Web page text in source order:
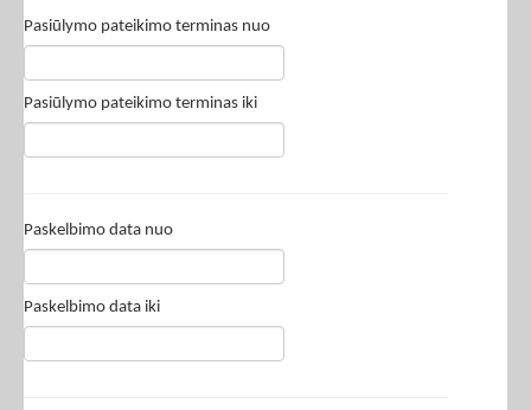
Pasiūlymo pateikimo terminas nuo
Pasiūlymo pateikimo terminas iki
Paskelbimo data nuo
Paskelbimo data iki